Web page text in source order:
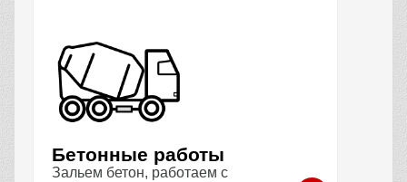
Бетонные работы
Зальем бетон, работаем с